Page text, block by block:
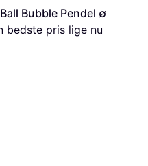
Bubble Pendel ∅
bedste pris lige nu